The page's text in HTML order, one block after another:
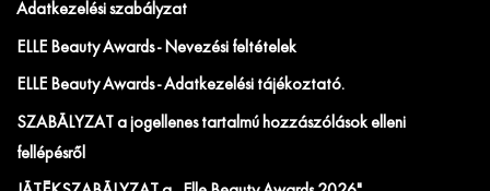
Adatkezelési szabályzat
ELLE Beauty Awards - Nevezési feltételek
ELLE Beauty Awards - Adatkezelési tájékoztató.
SZABÁLYZAT a jogellenes tartalmú hozzászólások elleni
fellépésről